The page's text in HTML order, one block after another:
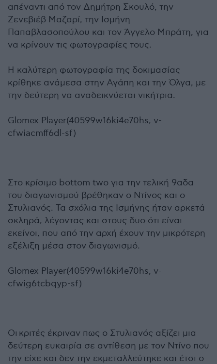
απέναντι από τον Δημήτρη Σκουλό, την
Ζενεβιέβ Μαζαρί, την Ισμήνη
Παπαβλασοπούλου και τον Άγγελο Μπράτη, για
να κρίνουν τις φωτογραφίες τους.
Η καλύτερη φωτογραφία της δοκιμασίας
κρίθηκε ανάμεσα στην Αγάπη και την Όλγα, με
την δεύτερη να αναδεικνύεται νικήτρια.
Glomex Player(40599w16ki4e70hs, v-
cfwiacmff6dl-sf)
Στο κρίσιμο bottom two για την τελική 9αδα
του διαγωνισμού βρέθηκαν ο Ντίνος και ο
Στυλιανός. Τα σχόλια της Ισμήνης ήταν αρκετά
σκληρά, λέγοντας και στους δυο ότι είναι
εκείνοι, που από την αρχή έχουν την μικρότερη
εξέλιξη μέσα στον διαγωνισμό.
Glomex Player(40599w16ki4e70hs, v-
cfwig6tcbqyp-sf)
Οι κριτές έκριναν πως ο Στυλιανός αξίζει μια
δεύτερη ευκαιρία σε αντίθεση με τον Ντίνο που
την είχε και δεν την εκμεταλλεύτηκε και έτσι ο